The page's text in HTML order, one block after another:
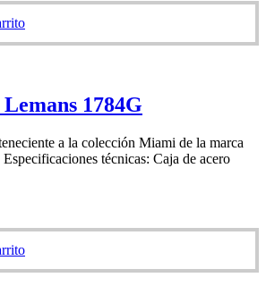
1784G
a la colección Miami de la marca
técnicas: Caja de acero